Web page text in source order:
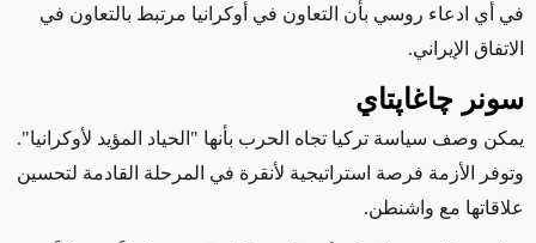
في أي ادعاء روسي بأن التعاون في أوكرانيا مرتبط بالتعاون في
الاتفاق الإيراني.
سونر چاغاپتاي
يمكن وصف سياسة تركيا تجاه الحرب بأنها "الحياد المؤيد لأوكرانيا".
وتوفر الأزمة فرصة استراتيجية لأنقرة في المرحلة القادمة لتحسين
علاقاتها مع واشنطن.